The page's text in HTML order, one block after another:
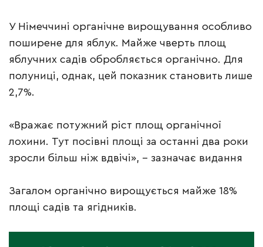
У Німеччині органічне вирощування особливо
поширене для яблук. Майже чверть площ
яблучних садів обробляється органічно. Для
полуниці, однак, цей показник становить лише
2,7%.
«Вражає потужний ріст площ органічної
лохини. Тут посівні площі за останні два роки
зросли більш ніж вдвічі», – зазначає видання
Загалом органічно вирощується майже 18%
площі садів та ягідників.